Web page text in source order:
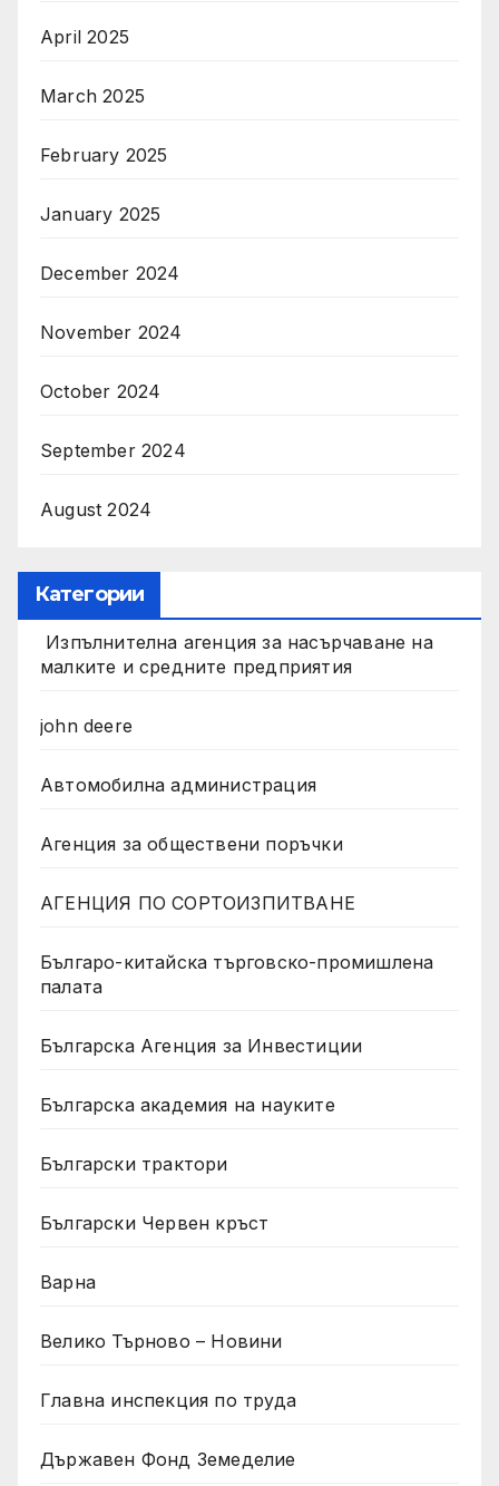
April 2025
March 2025
February 2025
January 2025
December 2024
November 2024
October 2024
September 2024
August 2024
Категории
Изпълнителна агенция за насърчаване на
малките и средните предприятия
john deere
Автомобилна администрация
Агенция за обществени поръчки
АГЕНЦИЯ ПО СОРТОИЗПИТВАНЕ
Българо-китайска търговско-промишлена
палата
Българска Агенция за Инвестиции
Българска академия на науките
Български трактори
Български Червен кръст
Варна
Велико Търново – Новини
Главна инспекция по труда
Държавен Фонд Земеделие